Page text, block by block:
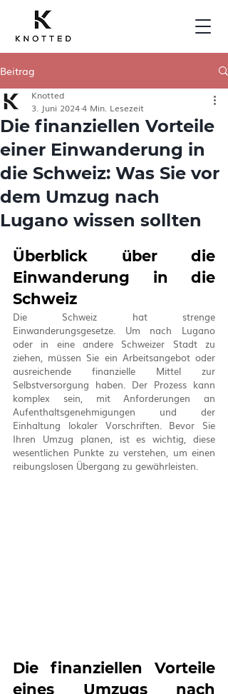
Beitrag
Die finanziellen Vorteile
einer Einwanderung in
die Schweiz: Was Sie vor
dem Umzug nach
Lugano wissen sollten
Knotted
3. Juni 20244 Min. Lesezeit
Überblick über die
Einwanderung in die
Schweiz
Die Schweiz hat strenge
Einwanderungsgesetze. Um nach Lugano
oder in eine andere Schweizer Stadt zu
ziehen, müssen Sie ein Arbeitsangebot oder
ausreichende finanzielle Mittel zur
Selbstversorgung haben. Der Prozess kann
komplex sein, mit Anforderungen an
Aufenthaltsgenehmigungen und der
Einhaltung lokaler Vorschriften. Bevor Sie
Ihren Umzug planen, ist es wichtig, diese
wesentlichen Punkte zu verstehen, um einen
reibungslosen Übergang zu gewährleisten.
Die finanziellen Vorteile
eines Umzugs nach